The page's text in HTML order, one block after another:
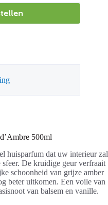
500ml
huisparfum dat uw interieur zal
De kruidige geur verfraait
schoonheid van grijze amber
beter uitkomen. Een voile van
van balsem en vanille.